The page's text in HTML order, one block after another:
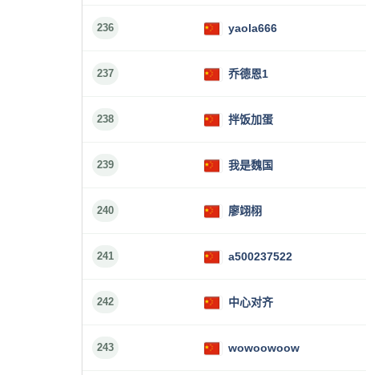
236 yaola666
237 乔德恩1
238 拌饭加蛋
239 我是魏国
240 廖翊栩
241 a500237522
242 中心对齐
243 wowoowoow